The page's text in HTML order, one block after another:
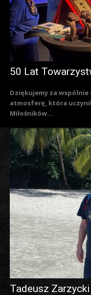
50 Lat
Dziękujemy za wspólnie
atmosferę, która
Miłośników...
Tadeusz